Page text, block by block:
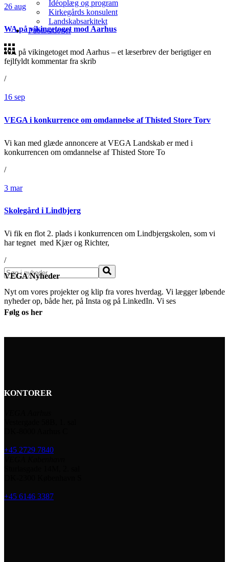
Idéoplæg og program
Kirkegårds konsulent
Landskabsarkitekt
Publikationer
26 aug
WA på vikingetoget mod Aarhus
WA på vikingetoget mod Aarhus – et læserbrev der berigtiger en
fejlfyldt kommentar fra skrib
/
16 sep
VEGA i konkurrence om omdannelse af Thisted Store Torv
Vi kan med glæde annoncere at VEGA Landskab er med i
konkurrencen om omdannelse af Thisted Store To
/
3 mar
Skolegård i Lindbjerg
Vi fik en flot 2. plads i konkurrencen om Lindbjergskolen, som vi
har tegnet med Kjær og Richter,
/
Søg
VEGA Nyheder
Nyt om vores projekter og klip fra vores hverdag. Vi lægger løbende
nyheder op, både her, på Insta og på LinkedIn. Vi ses
Følg os her
KONTORER
+45 2729 7840
+45 6146 3387